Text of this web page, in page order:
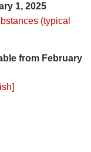
1, 2025
(typical
from February